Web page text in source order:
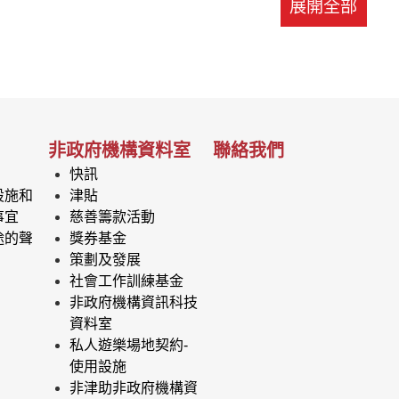
展開全部
施和
宜
的聲
非政府機構資料室
快訊
津貼
慈善籌款活動
獎券基金
策劃及發展
社會工作訓練基金
非政府機構資訊科技
資料室
私人遊樂場地契約-
使用設施
非津助非政府機構資
聯絡我們